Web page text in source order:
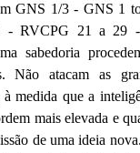
GNS 1/3 - GNS 1
- RVCPG 21 a 29
sabedoria
Não atacam as
à medida que a
mais elevada e
de uma ideia